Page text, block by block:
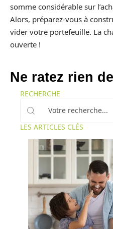
somme considérable sur
Alors, préparez-vous à
vider votre portefeuille. La
ouverte !
Ne ratez rien
RECHERCHE
LES ARTICLES CLÉS